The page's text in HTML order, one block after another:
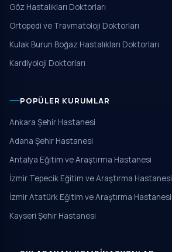
Göz Hastalıkları Doktorları
Ortopedi ve Travmatoloji Doktorları
Kulak Burun Boğaz Hastalıkları Doktorları
Kardiyoloji Doktorları
POPÜLER KURUMLAR
Ankara Şehir Hastanesi
Adana Şehir Hastanesi
Antalya Eğitim ve Araştırma Hastanesi
İzmir Tepecik Eğitim ve Araştırma Hastanesi
İzmir Atatürk Eğitim ve Araştırma Hastanesi
Kayseri Şehir Hastanesi